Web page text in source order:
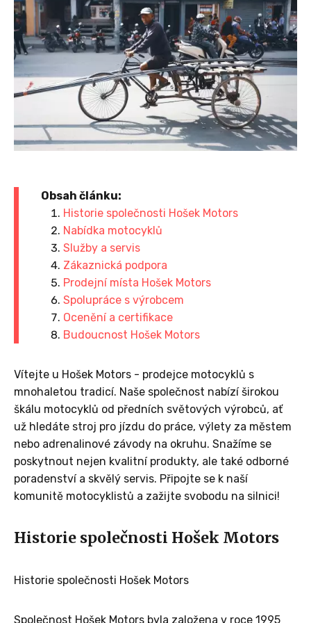
Obsah článku:
Historie společnosti Hošek Motors
Nabídka motocyklů
Služby a servis
Zákaznická podpora
Prodejní místa Hošek Motors
Spolupráce s výrobcem
Ocenění a certifikace
Budoucnost Hošek Motors
Vítejte u Hošek Motors - prodejce motocyklů s
mnohaletou tradicí. Naše společnost nabízí širokou
škálu motocyklů od předních světových výrobců, ať
už hledáte stroj pro jízdu do práce, výlety za městem
nebo adrenalinové závody na okruhu. Snažíme se
poskytnout nejen kvalitní produkty, ale také odborné
poradenství a skvělý servis. Připojte se k naší
komunitě motocyklistů a zažijte svobodu na silnici!
Historie společnosti Hošek Motors
Historie společnosti Hošek Motors
Společnost Hošek Motors byla založena v roce 1995